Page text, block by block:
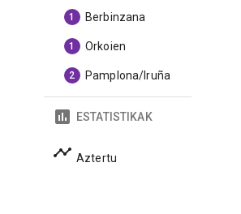
1 Berbinzana
1 Orkoien
2 Pamplona/Iruña
ESTATISTIKAK
Aztertu